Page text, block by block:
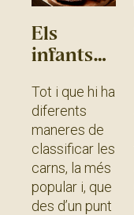
Els
infants
menjar
carn
vermella?
Tot i que hi ha
diferents
maneres de
classificar les
carns, la més
popular i, que
des d’un punt